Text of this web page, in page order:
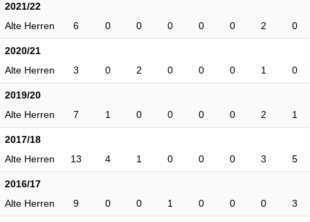
2021/22
Alte Herren
6 0 0 0 0 0 2 0
2020/21
Alte Herren
3 0 2 0 0 0 1 0
2019/20
Alte Herren
7 1 0 0 0 0 2 1
2017/18
Alte Herren
13 4 1 0 0 0 3 5
2016/17
Alte Herren
9 0 0 1 0 0 0 3